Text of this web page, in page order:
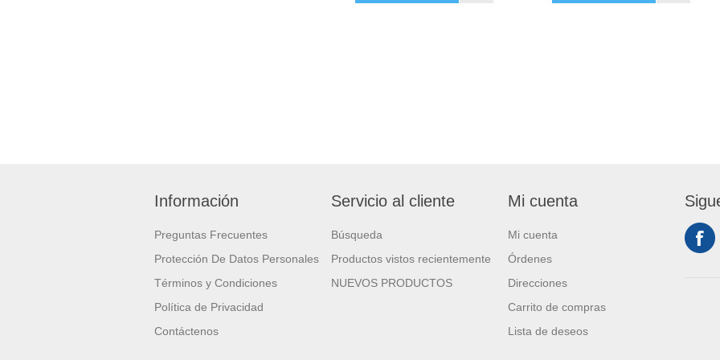
Información
Preguntas Frecuentes
Protección De Datos Personales
Términos y Condiciones
Política de Privacidad
Contáctenos
Servicio al cliente
Búsqueda
Productos vistos recientemente
NUEVOS PRODUCTOS
Mi cuenta
Mi cuenta
Órdenes
Direcciones
Carrito de compras
Lista de deseos